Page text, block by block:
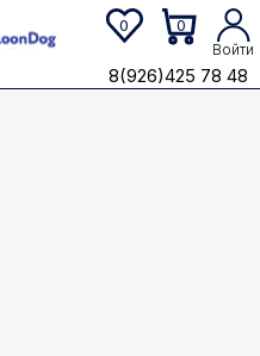
Войти
0 0
8(926)425 78 48
8(926)425 78 48